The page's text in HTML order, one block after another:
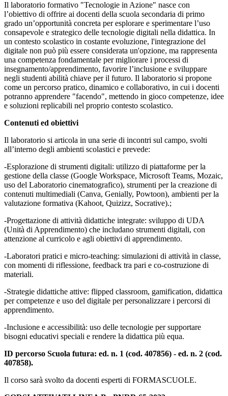
Il laboratorio formativo "Tecnologie in Azione" nasce con
l’obiettivo di offrire ai docenti della scuola secondaria di primo
grado un’opportunità concreta per esplorare e sperimentare l’uso
consapevole e strategico delle tecnologie digitali nella didattica. In
un contesto scolastico in costante evoluzione, l'integrazione del
digitale non può più essere considerata un'opzione, ma rappresenta
una competenza fondamentale per migliorare i processi di
insegnamento/apprendimento, favorire l’inclusione e sviluppare
negli studenti abilità chiave per il futuro. Il laboratorio si propone
come un percorso pratico, dinamico e collaborativo, in cui i docenti
potranno apprendere "facendo", mettendo in gioco competenze, idee
e soluzioni replicabili nel proprio contesto scolastico.
Contenuti ed obiettivi
Il laboratorio si articola in una serie di incontri sul campo, svolti
all’interno degli ambienti scolastici e prevede:
-Esplorazione di strumenti digitali: utilizzo di piattaforme per la
gestione della classe (Google Workspace, Microsoft Teams, Mozaic,
uso del Laboratorio cinematografico), strumenti per la creazione di
contenuti multimediali (Canva, Genially, Powtoon), ambienti per la
valutazione formativa (Kahoot, Quizizz, Socrative).;
-Progettazione di attività didattiche integrate: sviluppo di UDA
(Unità di Apprendimento) che includano strumenti digitali, con
attenzione al curricolo e agli obiettivi di apprendimento.
-Laboratori pratici e micro-teaching: simulazioni di attività in classe,
con momenti di riflessione, feedback tra pari e co-costruzione di
materiali.
-Strategie didattiche attive: flipped classroom, gamification, didattica
per competenze e uso del digitale per personalizzare i percorsi di
apprendimento.
-Inclusione e accessibilità: uso delle tecnologie per supportare
bisogni educativi speciali e rendere la didattica più equa.
ID percorso Scuola futura: ed. n. 1 (cod. 407856) - ed. n. 2 (cod.
407858).
Il corso sarà svolto da docenti esperti di FORMASCUOLE.